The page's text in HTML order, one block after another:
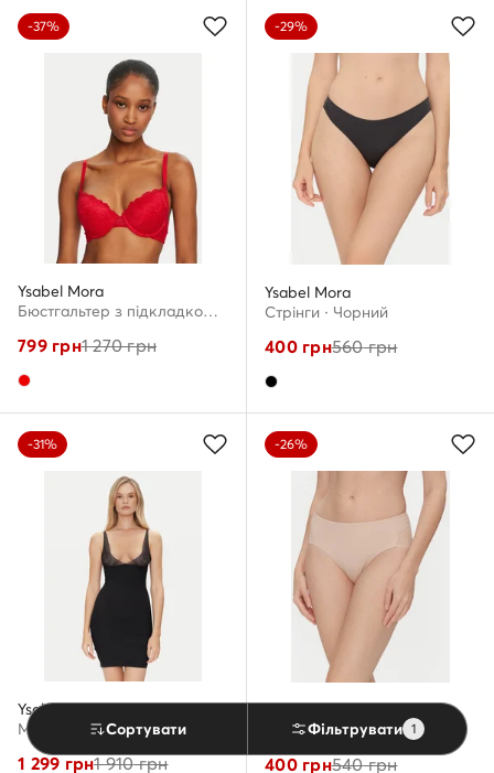
Сортувати Фільтрувати 1
-37%
Ysabel Mora
Бюстгальтер з підкладкою · Червоний
799грн1 270грн
-29%
Ysabel Mora
Стрінги · Чорний
400грн560грн
-31%
Ysabel Mora
1 299 грн1 910грн
-26%
Ysabel Mora
Класичні труси · Бежевий
400грн540грн